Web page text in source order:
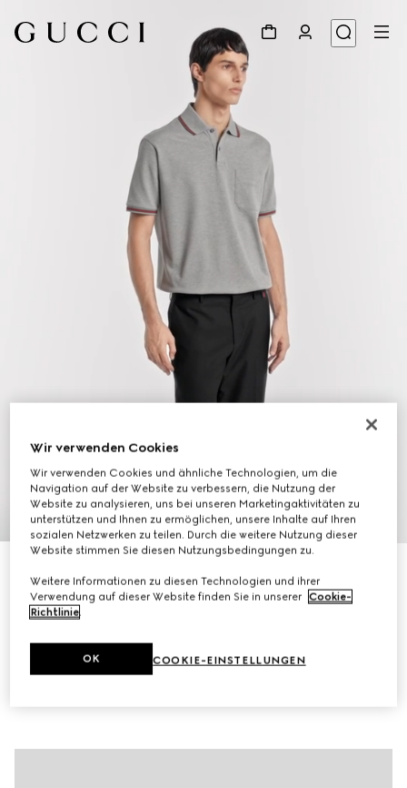
€ 620
Variantengrau meliert
Wir verwenden Cookies
Wir verwenden Cookies und ähnliche Technologien, um die
Navigation auf der Website zu verbessern, die Nutzung der
Website zu analysieren, uns bei unseren Marketingaktivitäten zu
unterstützen und Ihnen zu ermöglichen, unsere Inhalte auf Ihren
sozialen Netzwerken zu teilen. Durch die weitere Nutzung dieser
Website stimmen Sie diesen Nutzungsbedingungen zu.
Weitere Informationen zu diesen Technologien und ihrer
Verwendung auf dieser Website finden Sie in unserer Cookie-
Richtlinie.
COOKIE-EINSTELLUNGEN
OK